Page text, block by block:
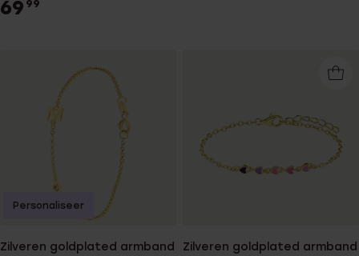
69 99
Zilveren goldplated armband
Personaliseer
Zilveren goldplated armband